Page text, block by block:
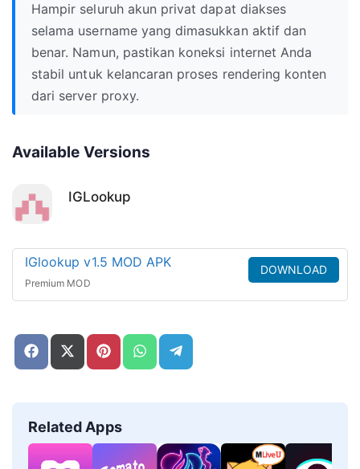
Hampir seluruh akun privat dapat diakses
selama username yang dimasukkan aktif dan
benar. Namun, pastikan koneksi internet Anda
stabil untuk kelancaran proses rendering konten
dari server proxy.
Available Versions
IGLookup
IGlookup v1.5 MOD APK
Premium MOD
DOWNLOAD
Share
on
Share
on
Share
on
Share
on
on
Related Apps